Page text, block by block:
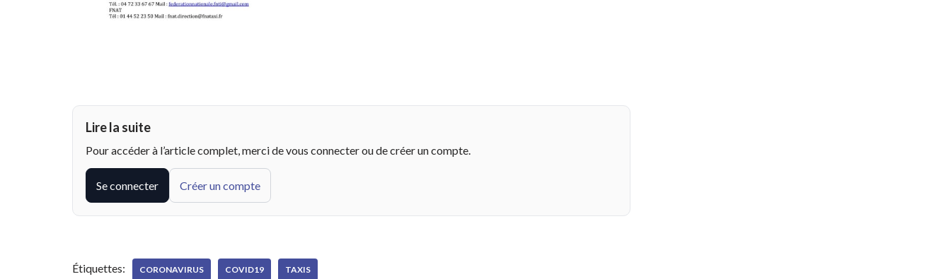
Lire la suite
Pour accéder à l’article complet, merci de vous connecter ou de créer un compte.
Se connecter Créer un compte
Étiquettes: CORONAVIRUS COVID19 TAXIS